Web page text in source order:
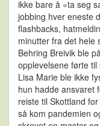
ikke bare å «ta seg
jobbing hver eneste
flashbacks,
minutter fra det hele
Behring Breivik ble
opplevelsene førte
Lisa Marie ble ikke
hun hadde ansvaret
reiste til Skottland
så kom pandemien